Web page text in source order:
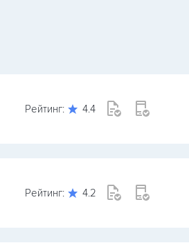
Рейтинг: 4.4
Рейтинг: 4.2